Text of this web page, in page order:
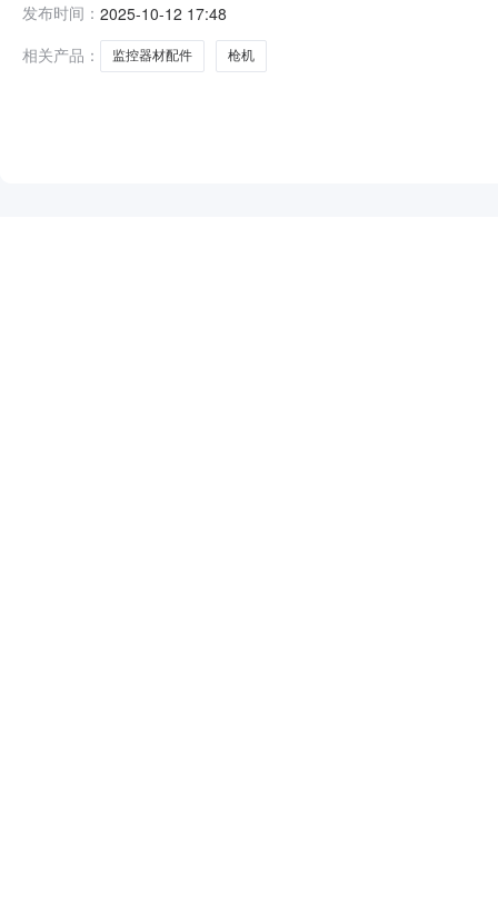
材配件胜为LCO-5305卷4.0068027202枪机大华/Dahua
发布时间： 2025-10-12 17:48
相关产品：
监控器材配件 枪机